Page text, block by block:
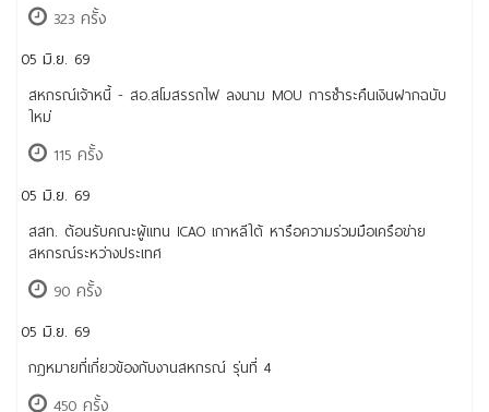
323 ครั้ง
05 มิ.ย. 69
สหกรณ์เจ้าหนี้ - สอ.สโมสรรถไฟ ลงนาม MOU การชำระคืนเงินฝากฉบับ
ใหม่
115 ครั้ง
05 มิ.ย. 69
สสท. ต้อนรับคณะผู้แทน ICAO เกาหลีใต้ หารือความร่วมมือเครือข่าย
สหกรณ์ระหว่างประเทศ
90 ครั้ง
05 มิ.ย. 69
กฎหมายที่เกี่ยวข้องกับงานสหกรณ์ รุ่นที่ 4
450 ครั้ง